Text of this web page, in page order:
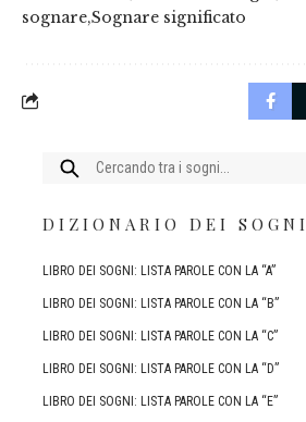
sognare Sognare significato
Cercare:
DIZIONARIO DEI SOGNI
LIBRO DEI SOGNI: LISTA PAROLE CON LA “A”
LIBRO DEI SOGNI: LISTA PAROLE CON LA “B”
LIBRO DEI SOGNI: LISTA PAROLE CON LA “C”
LIBRO DEI SOGNI: LISTA PAROLE CON LA “D”
LIBRO DEI SOGNI: LISTA PAROLE CON LA “E”